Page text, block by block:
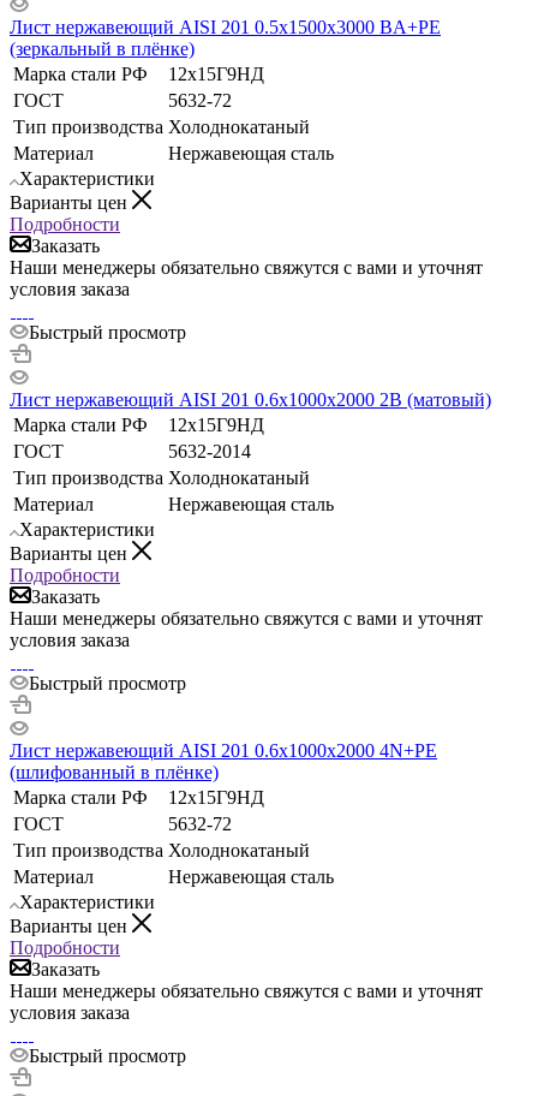
Лист нержавеющий AISI 201 0.5х1500х3000 BA+РЕ
(зеркальный в плёнке)
Марка стали РФ
12х15Г9НД
ГОСТ
5632-72
Тип производства Холоднокатаный
Материал
Нержавеющая сталь
Характеристики
Варианты цен
Подробности
Заказать
Наши менеджеры обязательно свяжутся с вами и уточнят
условия заказа
Быстрый просмотр
Лист нержавеющий AISI 201 0.6х1000х2000 2B (матовый)
Марка стали РФ
12х15Г9НД
ГОСТ
5632-2014
Тип производства Холоднокатаный
Материал
Нержавеющая сталь
Характеристики
Варианты цен
Подробности
Заказать
Наши менеджеры обязательно свяжутся с вами и уточнят
условия заказа
Быстрый просмотр
Лист нержавеющий AISI 201 0.6х1000х2000 4N+РЕ
(шлифованный в плёнке)
Марка стали РФ
12х15Г9НД
ГОСТ
5632-72
Тип производства Холоднокатаный
Материал
Нержавеющая сталь
Характеристики
Варианты цен
Подробности
Заказать
Наши менеджеры обязательно свяжутся с вами и уточнят
условия заказа
Быстрый просмотр